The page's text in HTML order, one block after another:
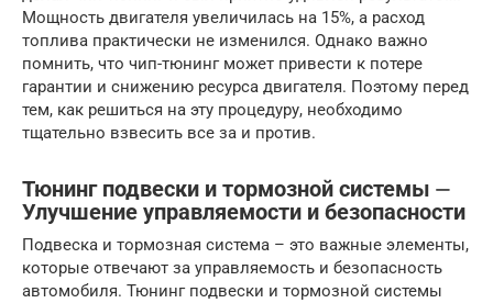
Мощность двигателя увеличилась на 15%, а расход
топлива практически не изменился. Однако важно
помнить, что чип-тюнинг может привести к потере
гарантии и снижению ресурса двигателя. Поэтому перед
тем, как решиться на эту процедуру, необходимо
тщательно взвесить все за и против.
Тюнинг подвески и тормозной системы ⏤
Улучшение управляемости и безопасности
Подвеска и тормозная система – это важные элементы,
которые отвечают за управляемость и безопасность
автомобиля. Тюнинг подвески и тормозной системы